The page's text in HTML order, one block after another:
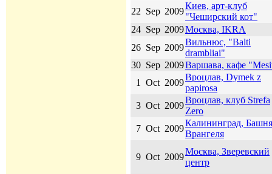
22 Sep 2009
Киев, арт-клуб
"Чеширский кот"
24 Sep 2009Москва, IKRA
26 Sep 2009
Вильнюс, "Balti
drambliai"
30 Sep 2009Варшава, кафе
1
Oct 2009
Вроцлав, Dymek z
papirosa
3 Oct 2009
Вроцлав, клуб Strefa
Zero
7 Oct 2009
Калининград, Башня
Врангеля
9 Oct 2009
Москва, Зверевский
центр